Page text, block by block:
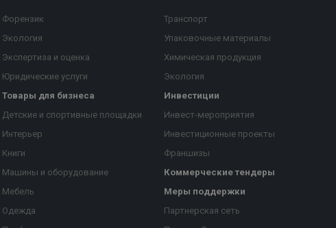
Форензик
Экология
Экспертиза и оценка
Юридические услуги
Товары для бизнеса
Детские и спортивные площадки
Интерьер
Книги
Машины и оборудование
Мебель
Одежда
Транспорт
Упаковочные материалы
Химическая продукция
Экология
Инвестиции
Инвест-мероприятия
Инвестиционные проекты
Франшизы
Коммерческие тендеры
Меры поддержки
Партнерская сеть